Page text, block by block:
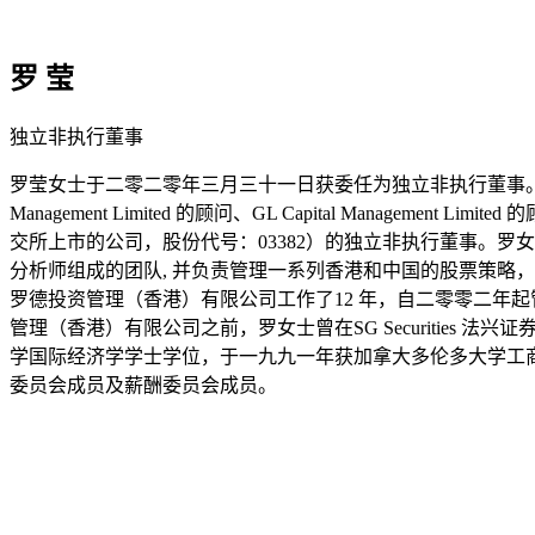
罗 莹
独立非执行董事
罗莹女士于二零二零年三月三十一日获委任为独立非执行董事
Management Limited 的顾问、GL Capital Management
交所上市的公司，股份代号：03382）的独立非执行董事。
分析师组成的团队, 并负责管理一系列香港和中国的股票策略
罗德投资管理（香港）有限公司工作了12 年，自二零零二
管理（香港）有限公司之前，罗女士曾在SG Securities 法兴
学国际经济学学士学位，于一九九一年获加拿大多伦多大学
委员会成员及薪酬委员会成员。